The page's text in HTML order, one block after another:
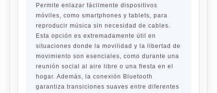
Permite enlazar fácilmente dispositivos
móviles, como smartphones y tablets, para
reproducir música sin necesidad de cables.
Esta opción es extremadamente útil en
situaciones donde la movilidad y la libertad de
movimiento son esenciales, como durante una
reunión social al aire libre o una fiesta en el
hogar. Además, la conexión Bluetooth
garantiza transiciones suaves entre diferentes